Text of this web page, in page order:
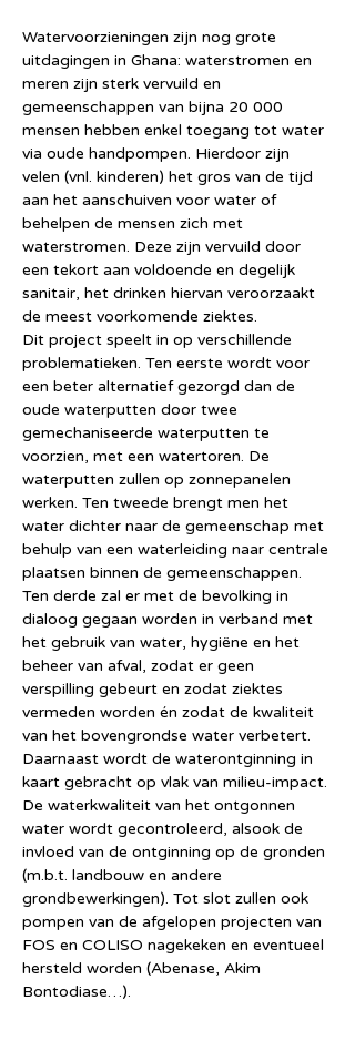
Watervoorzieningen zijn nog grote
uitdagingen in Ghana: waterstromen en
meren zijn sterk vervuild en
gemeenschappen van bijna 20 000
mensen hebben enkel toegang tot water
via oude handpompen. Hierdoor zijn
velen (vnl. kinderen) het gros van de tijd
aan het aanschuiven voor water of
behelpen de mensen zich met
waterstromen. Deze zijn vervuild door
een tekort aan voldoende en degelijk
sanitair, het drinken hiervan veroorzaakt
de meest voorkomende ziektes.
Dit project speelt in op verschillende
problematieken. Ten eerste wordt voor
een beter alternatief gezorgd dan de
oude waterputten door twee
gemechaniseerde waterputten te
voorzien, met een watertoren. De
waterputten zullen op zonnepanelen
werken. Ten tweede brengt men het
water dichter naar de gemeenschap met
behulp van een waterleiding naar centrale
plaatsen binnen de gemeenschappen.
Ten derde zal er met de bevolking in
dialoog gegaan worden in verband met
het gebruik van water, hygiëne en het
beheer van afval, zodat er geen
verspilling gebeurt en zodat ziektes
vermeden worden én zodat de kwaliteit
van het bovengrondse water verbetert.
Daarnaast wordt de waterontginning in
kaart gebracht op vlak van milieu-impact.
De waterkwaliteit van het ontgonnen
water wordt gecontroleerd, alsook de
invloed van de ontginning op de gronden
(m.b.t. landbouw en andere
grondbewerkingen). Tot slot zullen ook
pompen van de afgelopen projecten van
FOS en COLISO nagekeken en eventueel
hersteld worden (Abenase, Akim
Bontodiase…).